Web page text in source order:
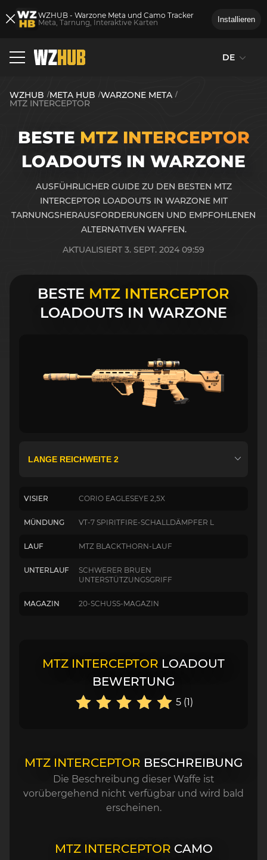
WZHUB - Warzone Meta und Camo Tracker
Meta, Tarnung, Interaktive Karten
Installieren
DE
WZHUB META HUB WARZONE META
MTZ INTERCEPTOR
BESTE MTZ INTERCEPTOR
LOADOUTS IN WARZONE
AUSFÜHRLICHER GUIDE ZU DEN BESTEN MTZ
INTERCEPTOR LOADOUTS IN WARZONE MIT
TARNUNGSHERAUSFORDERUNGEN UND EMPFOHLENEN
ALTERNATIVEN WAFFEN.
AKTUALISIERT 3. SEPT. 2024 09:59
BESTE MTZ INTERCEPTOR
LOADOUTS IN WARZONE
VISIER CORIO EAGLESEYE 2,5X
MÜNDUNG VT-7 SPIRITFIRE-SCHALLDÄMPFER L
LAUF MTZ BLACKTHORN-LAUF
UNTERLAUF
SCHWERER BRUEN
UNTERSTÜTZUNGSGRIFF
MAGAZIN 20-SCHUSS-MAGAZIN
MTZ INTERCEPTOR LOADOUT
BEWERTUNG
5 (1)
MTZ INTERCEPTOR BESCHREIBUNG
Die Beschreibung dieser Waffe ist
vorübergehend nicht verfügbar und wird bald
erscheinen.
MTZ INTERCEPTOR CAMO